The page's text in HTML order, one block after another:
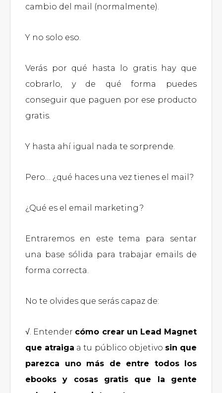
cambio del mail (normalmente).
Y no solo eso.
Verás por qué hasta lo gratis hay que
cobrarlo, y de qué forma puedes
conseguir que paguen por ese producto
gratis.
Y hasta ahí igual nada te sorprende.
Pero… ¿qué haces una vez tienes el mail?
¿Qué es el email marketing?
Entraremos en este tema para sentar
una base sólida para trabajar emails de
forma correcta.
No te olvides que serás capaz de:
√. Entender cómo crear un Lead Magnet
que atraiga a tu público objetivo sin que
parezca uno más de entre todos los
ebooks y cosas gratis que la gente